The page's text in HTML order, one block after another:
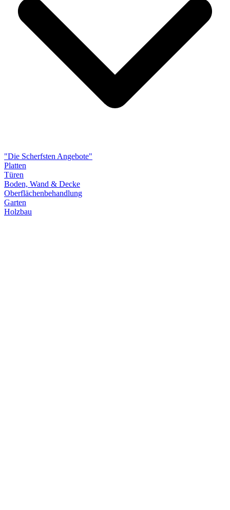
"Die Scherfsten Angebote"
Platten
Türen
Boden, Wand & Decke
Oberflächenbehandlung
Garten
Holzbau